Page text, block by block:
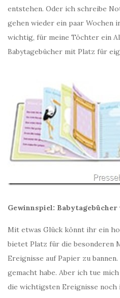
entstehen. Oder ich schreibe
gehen wieder ein paar Wochen
wichtig, für meine Töchter ein
Babytagebücher mit Platz für
Gewinnspiel:
Mit etwas Glück könnt ihr ein
bietet Platz für die besonderen
Ereignisse auf Papier zu
gemacht habe. Aber ich tue
die wichtigsten Ereignisse noch